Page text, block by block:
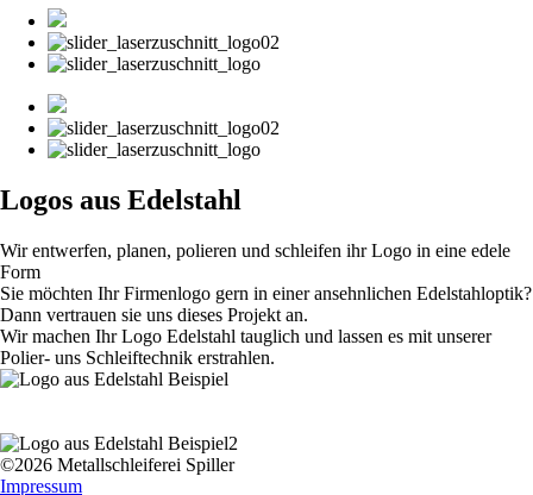
Logos aus Edelstahl
Wir entwerfen, planen, polieren und schleifen ihr Logo in eine edele
Form
Sie möchten Ihr Firmenlogo gern in einer ansehnlichen Edelstahloptik?
Dann vertrauen sie uns dieses Projekt an.
Wir machen Ihr Logo Edelstahl tauglich und lassen es mit unserer
Polier- uns Schleiftechnik erstrahlen.
©2026 Metallschleiferei Spiller
Impressum